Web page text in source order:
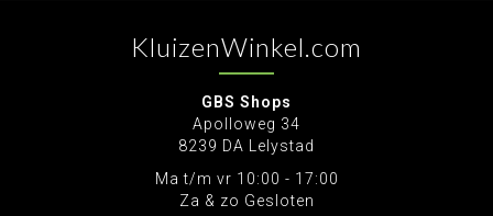
KluizenWinkel.com
GBS Shops
Apolloweg 34
8239 DA Lelystad
Ma t/m vr 10:00 - 17:00
Za & zo Gesloten